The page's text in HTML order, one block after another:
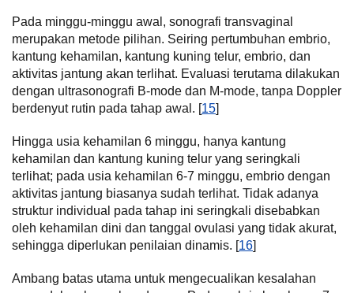
Pada minggu-minggu awal, sonografi transvaginal
merupakan metode pilihan. Seiring pertumbuhan embrio,
kantung kehamilan, kantung kuning telur, embrio, dan
aktivitas jantung akan terlihat. Evaluasi terutama dilakukan
dengan ultrasonografi B-mode dan M-mode, tanpa Doppler
berdenyut rutin pada tahap awal. [15]
Hingga usia kehamilan 6 minggu, hanya kantung
kehamilan dan kantung kuning telur yang seringkali
terlihat; pada usia kehamilan 6-7 minggu, embrio dengan
aktivitas jantung biasanya sudah terlihat. Tidak adanya
struktur individual pada tahap ini seringkali disebabkan
oleh kehamilan dini dan tanggal ovulasi yang tidak akurat,
sehingga diperlukan penilaian dinamis. [16]
Ambang batas utama untuk mengecualikan kesalahan